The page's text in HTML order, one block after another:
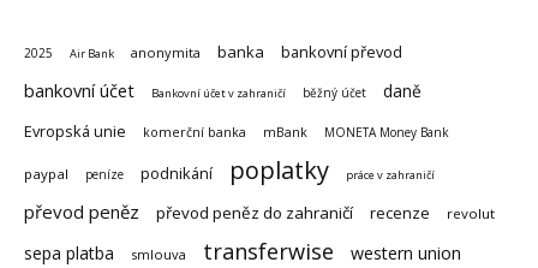
2025 Air Bank anonymita banka bankovní převod
bankovní účet Bankovní účet v zahraničí běžný účet daně
Evropská unie komerční banka mBank MONETA Money Bank
paypal peníze podnikání poplatky práce v zahraničí
převod peněz převod peněz do zahraničí recenze revolut
sepa platba smlouva transferwise western union